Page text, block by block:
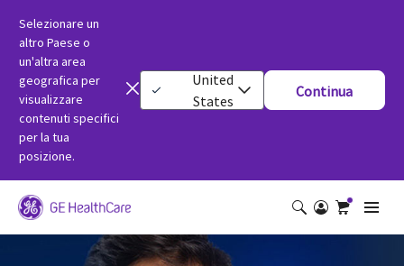
Selezionare un
altro Paese o
un'altra area
geografica per
visualizzare
contenuti specifici
per la tua
posizione.
United
States
Continua